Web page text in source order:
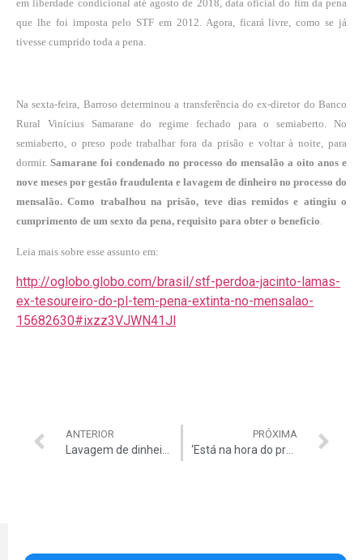
em liberdade condicional até agosto de 2018, data oficial do fim da pena
que lhe foi imposta pelo STF em 2012. Agora, ficará livre, como se já
tivesse cumprido toda a pena.
Na sexta-feira, Barroso determinou a transferência do ex-diretor do Banco
Rural Vinícius Samarane do regime fechado para o semiaberto . No
semiaberto, o preso pode trabalhar fora da prisão e voltar à noite, para
dormir. Samarane foi condenado no processo do mensalão a oito anos e
nove meses por gestão fraudulenta e lavagem de dinheiro no processo do
mensalão. Como trabalhou na prisão, teve dias remidos e atingiu o
cumprimento de um sexto da pena, requisito para obter o benefício
Leia mais sobre esse assunto em:
http://oglobo.globo.com/brasil/stf-perdoa-jacinto-lamas-
ex-tesoureiro-do-pl-tem-pena-extinta-no-mensalao-
15682630#ixzz3VJWN41Jl
ANTERIOR
Lavagem de dinheiro em doações ao PT
PRÓXIMA
‘Está na hora do programa menos ministérios’